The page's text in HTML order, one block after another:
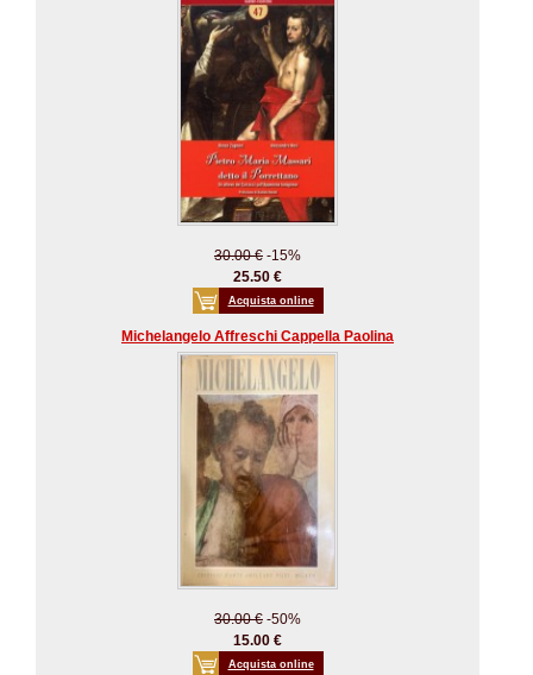
30.00 € -15%
25.50 €
Acquista online
Michelangelo Affreschi Cappella Paolina
30.00 € -50%
15.00 €
Acquista online